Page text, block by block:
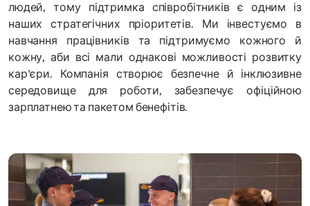
людей, тому підтримка співробітників є одним із
наших стратегічних пріоритетів. Ми інвестуємо в
навчання працівників та підтримуємо кожного й
кожну, аби всі мали однакові можливості розвитку
кар'єри. Компанія створює безпечне й інклюзивне
середовище для роботи, забезпечує офіційною
зарплатнею та пакетом бенефітів.